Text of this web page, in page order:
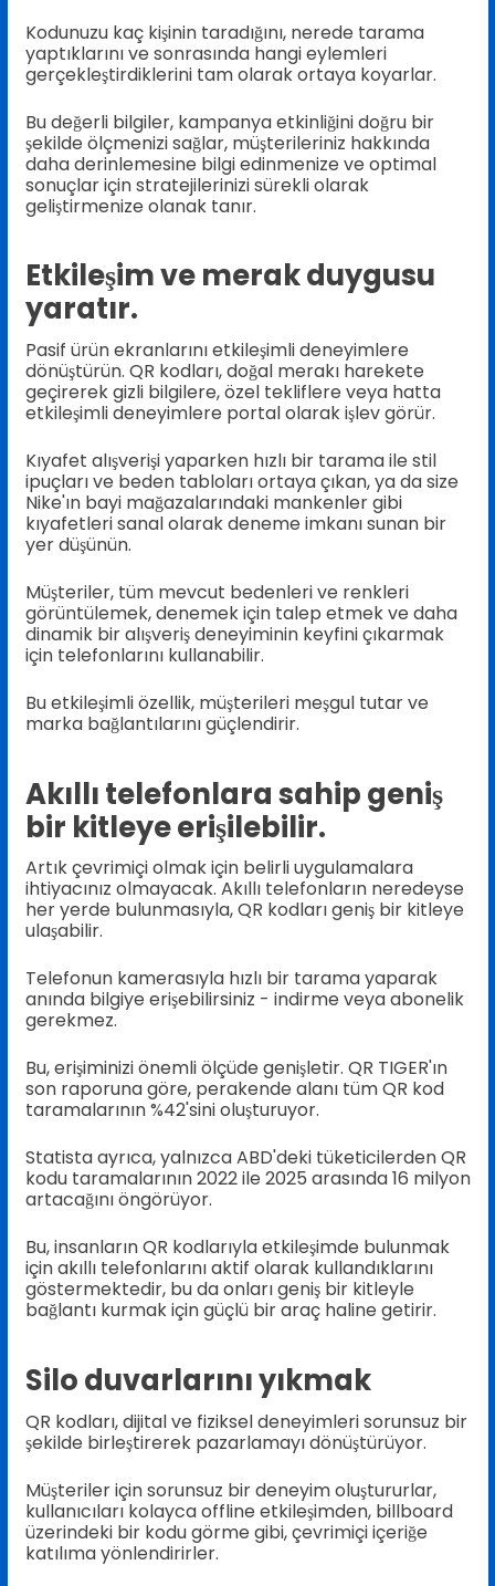
Kodunuzu kaç kişinin taradığını, nerede tarama
yaptıklarını ve sonrasında hangi eylemleri
gerçekleştirdiklerini tam olarak ortaya koyarlar.
Bu değerli bilgiler, kampanya etkinliğini doğru bir
şekilde ölçmenizi sağlar, müşterileriniz hakkında
daha derinlemesine bilgi edinmenize ve optimal
sonuçlar için stratejilerinizi sürekli olarak
geliştirmenize olanak tanır.
Etkileşim ve merak duygusu
yaratır.
Pasif ürün ekranlarını etkileşimli deneyimlere
dönüştürün. QR kodları, doğal merakı harekete
geçirerek gizli bilgilere, özel tekliflere veya hatta
etkileşimli deneyimlere portal olarak işlev görür.
Kıyafet alışverişi yaparken hızlı bir tarama ile stil
ipuçları ve beden tabloları ortaya çıkan, ya da size
Nike'ın bayi mağazalarındaki mankenler gibi
kıyafetleri sanal olarak deneme imkanı sunan bir
yer düşünün.
Müşteriler, tüm mevcut bedenleri ve renkleri
görüntülemek, denemek için talep etmek ve daha
dinamik bir alışveriş deneyiminin keyfini çıkarmak
için telefonlarını kullanabilir.
Bu etkileşimli özellik, müşterileri meşgul tutar ve
marka bağlantılarını güçlendirir.
Akıllı telefonlara sahip geniş
bir kitleye erişilebilir.
Artık çevrimiçi olmak için belirli uygulamalara
ihtiyacınız olmayacak. Akıllı telefonların neredeyse
her yerde bulunmasıyla, QR kodları geniş bir kitleye
ulaşabilir.
Telefonun kamerasıyla hızlı bir tarama yaparak
anında bilgiye erişebilirsiniz - indirme veya abonelik
gerekmez.
Bu, erişiminizi önemli ölçüde genişletir. QR TIGER'ın
son raporuna göre, perakende alanı tüm QR kod
taramalarının %42'sini oluşturuyor.
Statista ayrıca, yalnızca ABD'deki tüketicilerden QR
kodu taramalarının 2022 ile 2025 arasında 16 milyon
artacağını öngörüyor.
Bu, insanların QR kodlarıyla etkileşimde bulunmak
için akıllı telefonlarını aktif olarak kullandıklarını
göstermektedir, bu da onları geniş bir kitleyle
bağlantı kurmak için güçlü bir araç haline getirir.
Silo duvarlarını yıkmak
QR kodları, dijital ve fiziksel deneyimleri sorunsuz bir
şekilde birleştirerek pazarlamayı dönüştürüyor.
Müşteriler için sorunsuz bir deneyim oluştururlar,
kullanıcıları kolayca offline etkileşimden, billboard
üzerindeki bir kodu görme gibi, çevrimiçi içeriğe
katılıma yönlendirirler.